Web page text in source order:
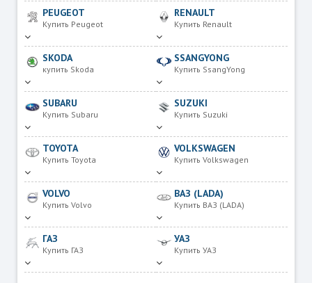
PEUGEOT
Купить Peugeot
RENAULT
Купить Renault
SKODA
купить Skoda
SSANGYONG
Купить SsangYong
SUBARU
Купить Subaru
SUZUKI
Купить Suzuki
TOYOTA
Купить Toyota
VOLKSWAGEN
Купить Volkswagen
VOLVO
Купить Volvo
ВАЗ (LADA)
Купить ВАЗ (LADA)
ГАЗ
Купить ГАЗ
УАЗ
Купить УАЗ